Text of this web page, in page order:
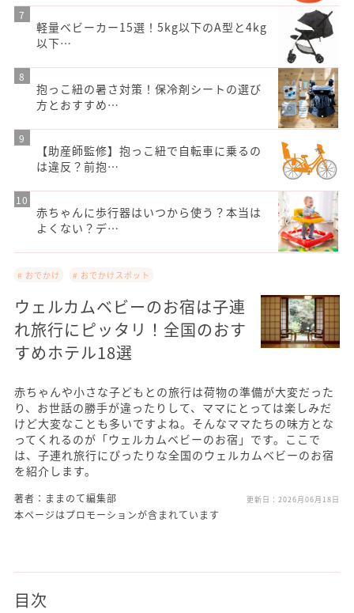
軽量ベビーカー15選！5kg以下のA型と4kg
以下…
抱っこ紐の暑さ対策！保冷剤シートの選び
方とおすすめ…
【助産師監修】抱っこ紐で自転車に乗るの
は違反？前抱…
赤ちゃんに歩行器はいつから使う？本当は
よくない？デ…
# おでかけ # おでかけスポット
ウェルカムベビーのお宿は子連
れ旅行にピッタリ！全国のおす
すめホテル18選
赤ちゃんや小さな子どもとの旅行は荷物の準備が大変だった
り、お世話の勝手が違ったりして、ママにとっては楽しみだ
けど大変なことも多いですよね。そんなママたちの味方とな
ってくれるのが「ウェルカムベビーのお宿」です。ここで
は、子連れ旅行にぴったりな全国のウェルカムベビーのお宿
を紹介します。
著者：ままのて編集部 更新日： 2026月06月18日
本ページはプロモーションが含まれています
目次